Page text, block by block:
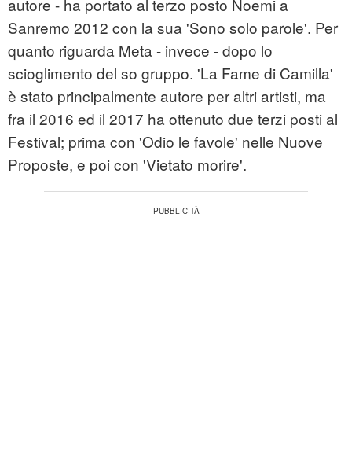
autore - ha portato al terzo posto Noemi a
Sanremo 2012 con la sua 'Sono solo parole'. Per
quanto riguarda Meta - invece - dopo lo
scioglimento del so gruppo. 'La Fame di Camilla'
è stato principalmente autore per altri artisti, ma
fra il 2016 ed il 2017 ha ottenuto due terzi posti al
Festival; prima con 'Odio le favole' nelle Nuove
Proposte, e poi con 'Vietato morire'.